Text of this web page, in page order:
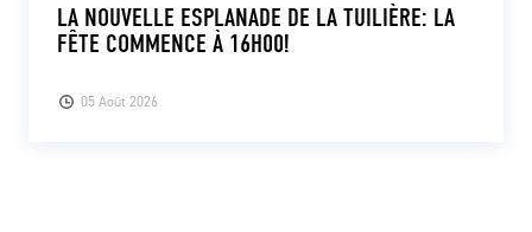
05 Août 2026
LA NOUVELLE ESPLANADE DE LA TUILIÈRE: LA
FÊTE COMMENCE À 16H00!